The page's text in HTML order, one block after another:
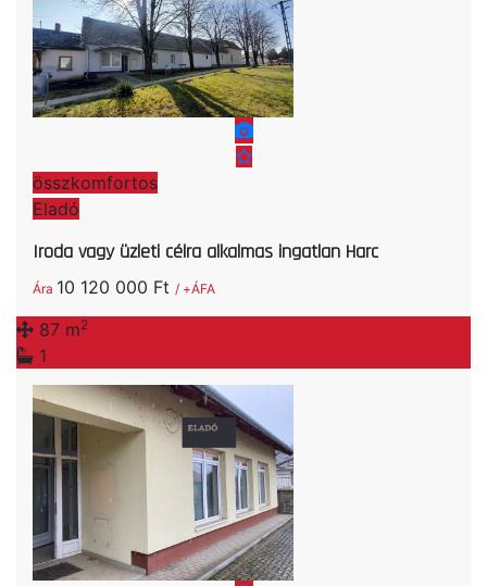
összkomfortos
Eladó
Iroda vagy üzleti célra alkalmas ingatlan Harc
Ára 10 120 000 Ft / +ÁFA
87 m2
1